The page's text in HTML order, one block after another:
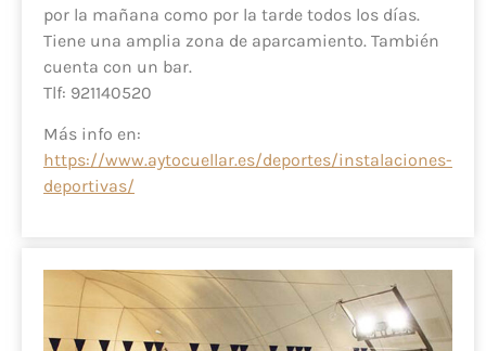
por la mañana como por la tarde todos los días.
Tiene una amplia zona de aparcamiento. También
cuenta con un bar.
Tlf: 921140520
Más info en:
https://www.aytocuellar.es/deportes/instalaciones-
deportivas/